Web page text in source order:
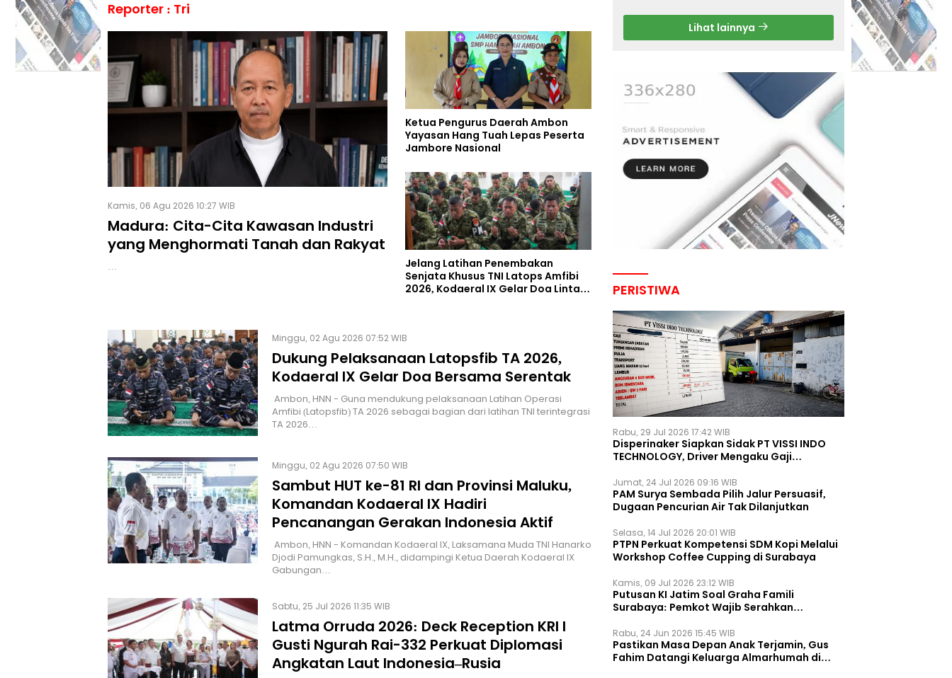
Reporter : Tri
Kamis, 06 Agu 2026 10:27 WIB
Madura: Cita-Cita Kawasan Industri
yang Menghormati Tanah dan Rakyat
…
Ketua Pengurus Daerah Ambon
Yayasan Hang Tuah Lepas Peserta
Jambore Nasional
Jelang Latihan Penembakan
Senjata Khusus TNI Latops Amfibi
2026, Kodaeral IX Gelar Doa Lintas
Minggu, 02 Agu 2026 07:52 WIB
Dukung Pelaksanaan Latopsfib TA 2026,
Kodaeral IX Gelar Doa Bersama Serentak
Ambon, HNN - Guna mendukung pelaksanaan Latihan Operasi
Amfibi (Latopsfib) TA 2026 sebagai bagian dari latihan TNI terintegrasi
TA 2026…
Minggu, 02 Agu 2026 07:50 WIB
Sambut HUT ke-81 RI dan Provinsi Maluku,
Komandan Kodaeral IX Hadiri
Pencanangan Gerakan Indonesia Aktif
Ambon, HNN - Komandan Kodaeral IX, Laksamana Muda TNI Hanarko
Djodi Pamungkas, S.H., M.H., didampingi Ketua Daerah Kodaeral IX
Gabungan…
Sabtu, 25 Jul 2026 11:35 WIB
Latma Orruda 2026: Deck Reception KRI I
Gusti Ngurah Rai-332 Perkuat Diplomasi
Angkatan Laut Indonesia–Rusia
Lihat lainnya
PERISTIWA
Rabu, 29 Jul 2026 17:42 WIB
Disperinaker Siapkan Sidak PT VISSI INDO
TECHNOLOGY, Driver Mengaku Gaji
Jumat, 24 Jul 2026 09:16 WIB
PAM Surya Sembada Pilih Jalur Persuasif,
Dugaan Pencurian Air Tak Dilanjutkan
Selasa, 14 Jul 2026 20:01 WIB
PTPN Perkuat Kompetensi SDM Kopi Melalui
Workshop Coffee Cupping di Surabaya
Kamis, 09 Jul 2026 23:12 WIB
Putusan KI Jatim Soal Graha Famili
Surabaya: Pemkot Wajib Serahkan
Rabu, 24 Jun 2026 15:45 WIB
Pastikan Masa Depan Anak Terjamin, Gus
Fahim Datangi Keluarga Almarhumah di